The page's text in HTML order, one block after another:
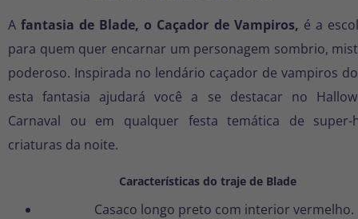
Afantasia de Blade, o Caçador de Vampiros, é a
para quem quer encarnar um personagem sombrio,
poderoso. Inspirada no lendário caçador de vampiros
esta fantasia ajudará você a se destacar no
Carnaval ou em qualquer festa temática de super-
criaturas da noite.
Características do traje de Blade
Casaco longo preto com interior vermelho.